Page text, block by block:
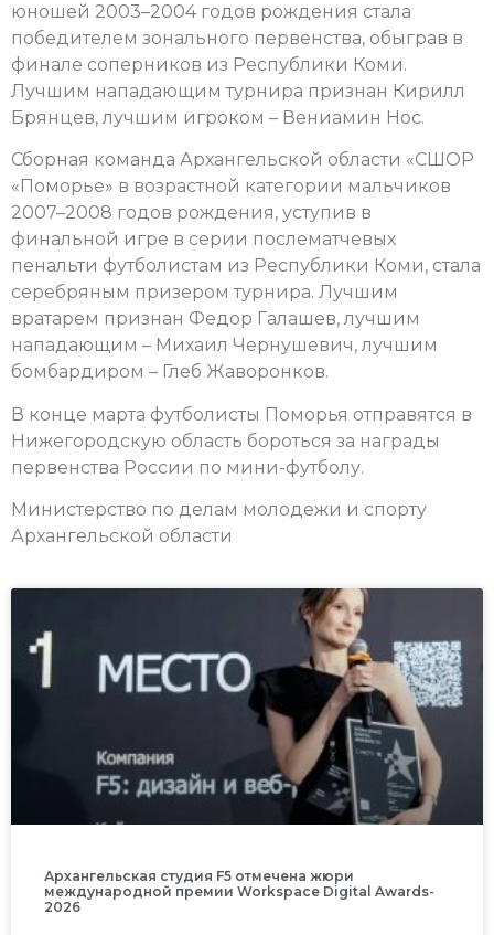
юношей 2003–2004 годов рождения стала
победителем зонального первенства, обыграв в
финале соперников из Республики Коми.
Лучшим нападающим турнира признан Кирилл
Брянцев, лучшим игроком – Вениамин Нос.
Сборная команда Архангельской области «СШОР
«Поморье» в возрастной категории мальчиков
2007–2008 годов рождения, уступив в
финальной игре в серии послематчевых
пенальти футболистам из Республики Коми, стала
серебряным призером турнира. Лучшим
вратарем признан Федор Галашев, лучшим
нападающим – Михаил Чернушевич, лучшим
бомбардиром – Глеб Жаворонков.
В конце марта футболисты Поморья отправятся в
Нижегородскую область бороться за награды
первенства России по мини-футболу.
Министерство по делам молодежи и спорту
Архангельской области
Архангельская студия F5 отмечена жюри
международной премии Workspace Digital Awards-
2026